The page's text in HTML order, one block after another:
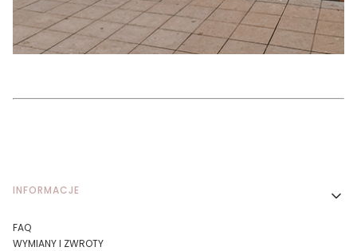
Linki w stopce
INFORMACJE
FAQ
WYMIANY I ZWROTY